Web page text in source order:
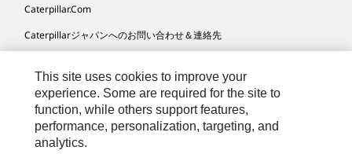
Caterpillar.com
Caterpillarジャパンへのお問い合わせ＆連絡先
サイト･マップ
Cookie Settings
法的事項
This site uses cookies to improve your
experience. Some are required for the site to
function, while others support features,
performance, personalization, targeting, and
analytics.